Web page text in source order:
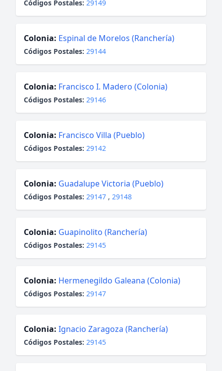
Códigos Postales: 29149
Colonia: Espinal de Morelos (Ranchería)
Códigos Postales: 29144
Colonia: Francisco I. Madero (Colonia)
Códigos Postales: 29146
Colonia: Francisco Villa (Pueblo)
Códigos Postales: 29142
Colonia: Guadalupe Victoria (Pueblo)
Códigos Postales: 29147 , 29148
Colonia: Guapinolito (Ranchería)
Códigos Postales: 29145
Colonia: Hermenegildo Galeana (Colonia)
Códigos Postales: 29147
Colonia: Ignacio Zaragoza (Ranchería)
Códigos Postales: 29145